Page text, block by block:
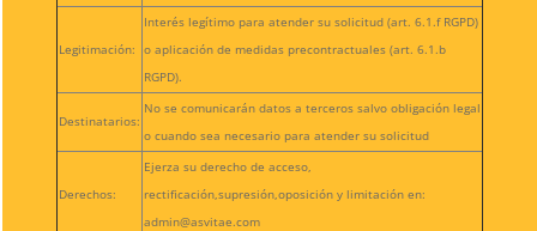
Legitimación:
Interés legítimo para atender su solicitud (art. 6.1.f RGPD)
o aplicación de medidas precontractuales (art. 6.1.b
RGPD).
Destinatarios:
No se comunicarán datos a terceros salvo obligación legal
o cuando sea necesario para atender su solicitud
Derechos:
Ejerza su derecho de acceso,
rectificación,supresión,oposición y limitación en:
admin@asvitae.com